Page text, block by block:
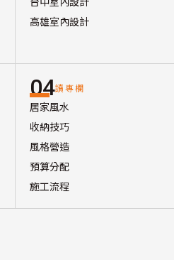
高雄室內設計
04讀專欄
居家風水
收納技巧
風格營造
預算分配
施工流程